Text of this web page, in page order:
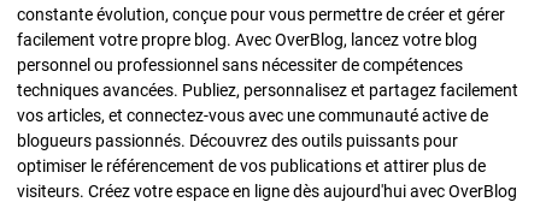
constante évolution, conçue pour vous permettre de créer et gérer
facilement votre propre blog. Avec OverBlog, lancez votre blog
personnel ou professionnel sans nécessiter de compétences
techniques avancées. Publiez, personnalisez et partagez facilement
vos articles, et connectez-vous avec une communauté active de
blogueurs passionnés. Découvrez des outils puissants pour
optimiser le référencement de vos publications et attirer plus de
visiteurs. Créez votre espace en ligne dès aujourd'hui avec OverBlog